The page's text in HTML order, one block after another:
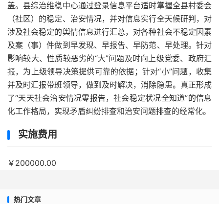
盖。县综治维稳中心通过登录信息平台适时掌握全县村委会
（社区）的稳定、治安情况，并对信息实行全天候研判，对
涉及社会稳定的舆情信息进行汇总，对各种社会不稳定因素
及案（事）件做到早发现、早报告、早防范、早处理。针对
影响较大、性质较恶劣的“大”问题及时向上级党委、政府汇
报，为上级领导决策提供可靠的依据；针对“小”问题，收集
并及时汇报带班领导，做到及时解决，消除隐患。真正形成
了“天天社会治安情况零报告，社会稳定状况全知道”的信息
化工作格局，实现矛盾纠纷排查和治安问题排查的经常化。
实施费用
￥200000.00
热门文章